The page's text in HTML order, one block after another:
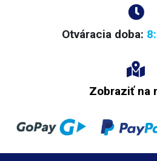
Otváracia doba:
Zobraziť na